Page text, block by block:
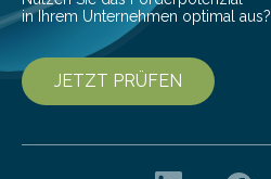
in Ihrem Unternehmen optimal aus?
JETZT PRÜFEN